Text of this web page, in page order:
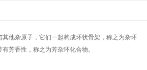
他杂原子，它们一起构成环状骨架，称之为杂环
芳香性，称之为芳杂环化合物。